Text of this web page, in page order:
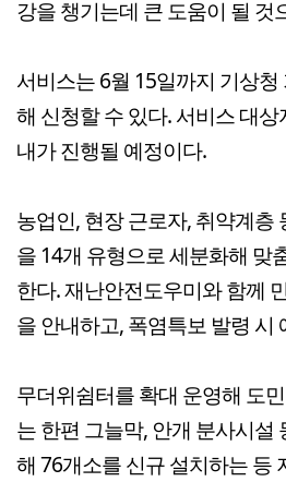
강을 챙기는데 큰 도움이 될 것
서비스는 6월 15일까지 기상
해 신청할 수 있다. 서비스 대
내가 진행될 예정이다.
농업인, 현장 근로자, 취약계층
을 14개 유형으로 세분화해 맞
한다. 재난안전도우미와 함께
을 안내하고, 폭염특보 발령 시
무더위쉼터를 확대 운영해 도
는 한편 그늘막, 안개 분사시설
해 76개소를 신규 설치하는 등